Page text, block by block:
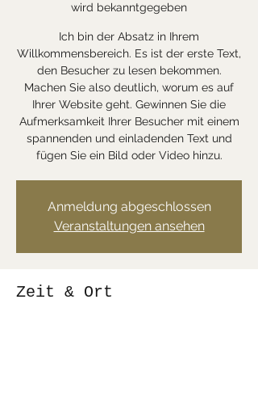
wird bekanntgegeben
Ich bin der Absatz in Ihrem
Willkommensbereich. Es ist der erste Text,
den Besucher zu lesen bekommen.
Machen Sie also deutlich, worum es auf
Ihrer Website geht. Gewinnen Sie die
Aufmerksamkeit Ihrer Besucher mit einem
spannenden und einladenden Text und
fügen Sie ein Bild oder Video hinzu.
Anmeldung abgeschlossen
Veranstaltungen ansehen
Zeit & Ort